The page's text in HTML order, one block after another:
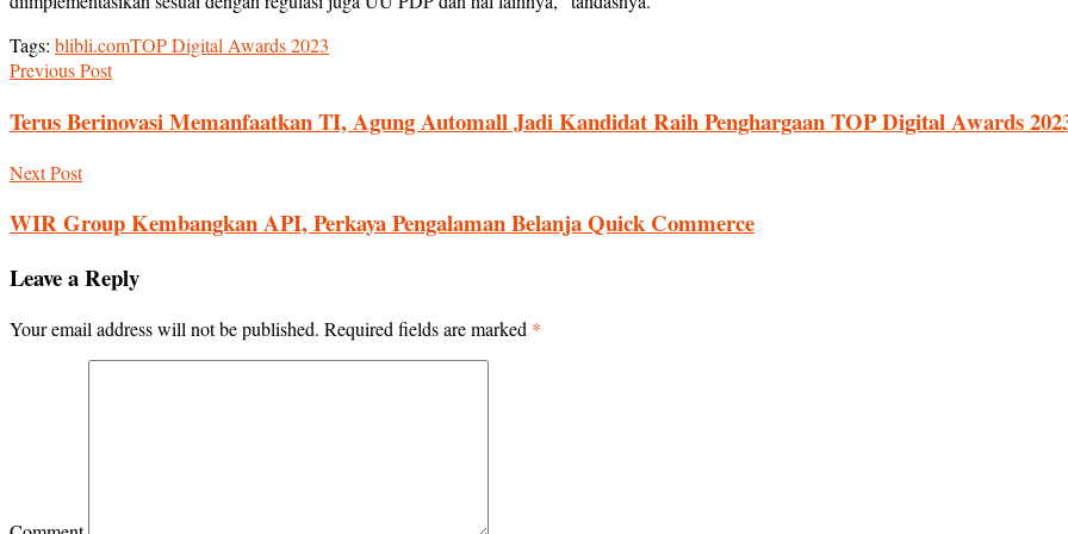
Tags: blibli.comTOP Digital Awards 2023
Previous Post
Terus Berinovasi Memanfaatkan TI, Agung Automall Jadi Kandidat Raih Penghargaan TOP Digital Awards
Next Post
WIR Group Kembangkan API, Perkaya Pengalaman Belanja Quick Commerce
Leave a Reply
Your email address will not be published. Required fields are marked *